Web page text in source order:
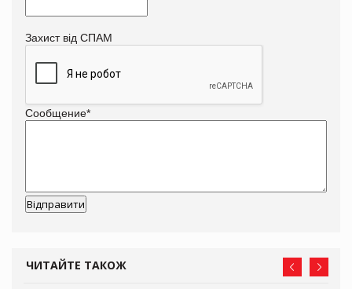
Захист від СПАМ
Сообщение*
ЧИТАЙТЕ ТАКОЖ